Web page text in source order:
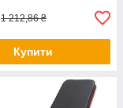
1 212,86 ₴
Купити